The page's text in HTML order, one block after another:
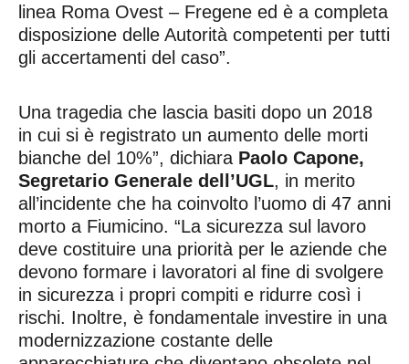
linea Roma Ovest – Fregene ed è a completa
disposizione delle Autorità competenti per tutti
gli accertamenti del caso”.
Una tragedia che lascia basiti dopo un 2018
in cui si è registrato un aumento delle morti
bianche del 10%”, dichiara Paolo Capone,
Segretario Generale dell’UGL, in merito
all’incidente che ha coinvolto l’uomo di 47 anni
morto a Fiumicino. “La sicurezza sul lavoro
deve costituire una priorità per le aziende che
devono formare i lavoratori al fine di svolgere
in sicurezza i propri compiti e ridurre così i
rischi. Inoltre, è fondamentale investire in una
modernizzazione costante delle